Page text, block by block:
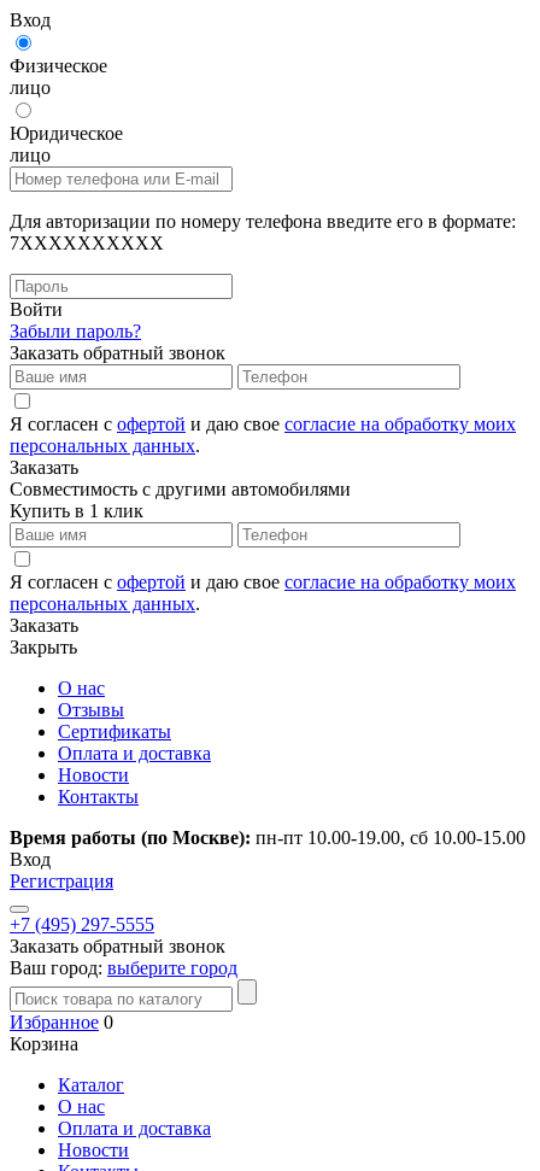
Вход
Физическое
лицо
Юридическое
лицо
Для авторизации по номеру телефона введите его в формате:
7XXXXXXXXXX
Войти
Забыли пароль?
Заказать обратный звонок
Я согласен с офертой и даю свое согласие на обработку моих
персональных данных.
Заказать
Совместимость с другими автомобилями
Купить в 1 клик
Я согласен с офертой и даю свое согласие на обработку моих
персональных данных.
Заказать
Закрыть
О нас
Отзывы
Сертификаты
Оплата и доставка
Новости
Контакты
Время работы (по Москве): пн-пт 10.00-19.00, сб 10.00-15.00
Вход
Регистрация
+7 (495) 297-5555
Заказать обратный звонок
Ваш город: выберите город
Избранное 0
Корзина
Каталог
О нас
Оплата и доставка
Новости